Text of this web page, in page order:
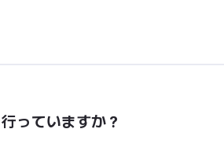
っていますか？